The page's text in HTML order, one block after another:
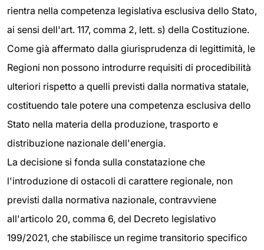
rientra nella competenza legislativa esclusiva dello Stato,
ai sensi dell'art. 117, comma 2, lett. s) della Costituzione.
Come già affermato dalla giurisprudenza di legittimità, le
Regioni non possono introdurre requisiti di procedibilità
ulteriori rispetto a quelli previsti dalla normativa statale,
costituendo tale potere una competenza esclusiva dello
Stato nella materia della produzione, trasporto e
distribuzione nazionale dell'energia.
La decisione si fonda sulla constatazione che
l'introduzione di ostacoli di carattere regionale, non
previsti dalla normativa nazionale, contravviene
all'articolo 20, comma 6, del Decreto legislativo
199/2021, che stabilisce un regime transitorio specifico